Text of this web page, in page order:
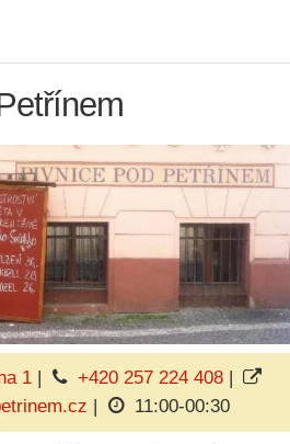
1| +420 257 224 408 |
| 11:00-00:30